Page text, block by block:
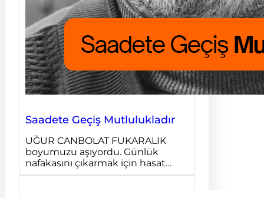
Saadete Geçiş Mutlulukladır
UĞUR CANBOLAT FUKARALIK
boyumuzu aşıyordu. Günlük
nafakasını çıkarmak için hasat…